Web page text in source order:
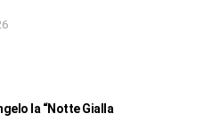
la “Notte Gialla